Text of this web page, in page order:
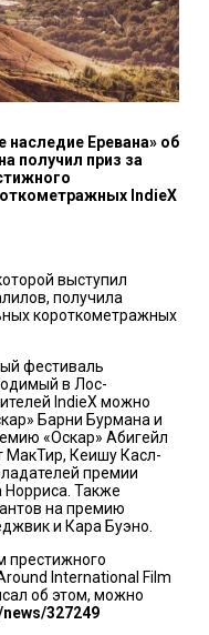
Еревана» об
получил приз за
IndieX
выступил
получила
короткометражных
фестиваль
в Лос-
IndieX можно
Барни Бурмана и
«Оскар» Абигейл
МакТир, Кеишу Касл-
премии
Также
на премию
и Кара Буэно.
престижного
International Film
об этом, можно
327249